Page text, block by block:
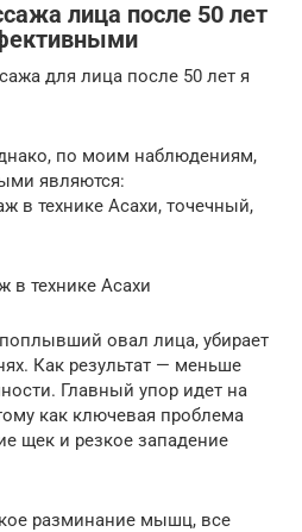
лица после 50 лет
для лица после 50 лет я
по моим наблюдениям,
являются:
в технике Асахи, точечный,
технике Асахи
овал лица, убирает
Как результат — меньше
Главный упор идет на
как ключевая проблема
щек и резкое западение
разминание мышц, все